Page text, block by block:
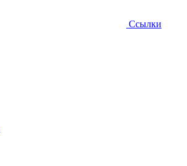
Ссылки